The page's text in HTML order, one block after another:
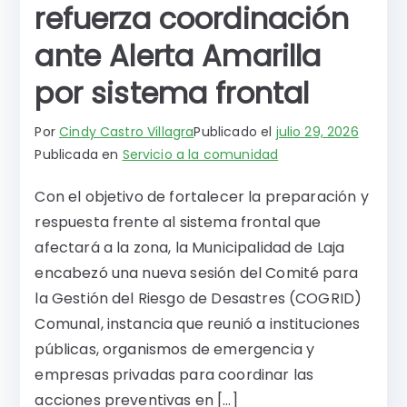
refuerza coordinación
ante Alerta Amarilla
por sistema frontal
PorCindy Castro VillagraPublicado el julio 29, 2026
Publicada en Servicio a la comunidad
Con el objetivo de fortalecer la preparación y
respuesta frente al sistema frontal que
afectará a la zona, la Municipalidad de Laja
encabezó una nueva sesión del Comité para
la Gestión del Riesgo de Desastres (COGRID)
Comunal, instancia que reunió a instituciones
públicas, organismos de emergencia y
empresas privadas para coordinar las
acciones preventivas en […]